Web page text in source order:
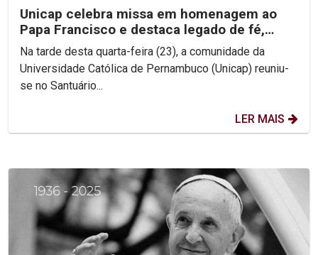
Unicap celebra missa em homenagem ao
Papa Francisco e destaca legado de fé,
simplicidade e...
Na tarde desta quarta-feira (23), a comunidade da
Universidade Católica de Pernambuco (Unicap) reuniu-
se no Santuário...
LER MAIS